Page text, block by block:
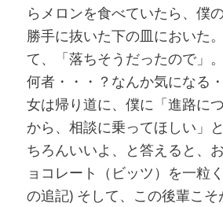
らメロンを食べていたら、僕
勝手に抜いた下の皿においた
て、「落ちそうだったので」
何者・・・？なんか気になる
女は帰り道に、僕に「進路に
から、相談に乗ってほしい」
ちろんいいよ、と答えると、
ョコレート（ビッツ）を一粒
の追記) そして、この後輩こ